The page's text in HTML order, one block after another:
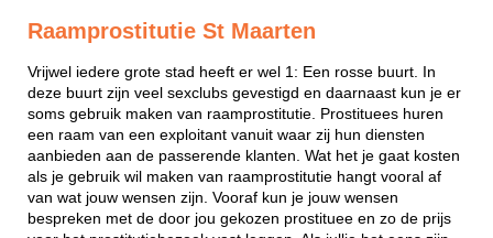
Raamprostitutie St Maarten
Vrijwel iedere grote stad heeft er wel 1: Een rosse buurt. In
deze buurt zijn veel sexclubs gevestigd en daarnaast kun je er
soms gebruik maken van raamprostitutie. Prostituees huren
een raam van een exploitant vanuit waar zij hun diensten
aanbieden aan de passerende klanten. Wat het je gaat kosten
als je gebruik wil maken van raamprostitutie hangt vooral af
van wat jouw wensen zijn. Vooraf kun je jouw wensen
bespreken met de door jou gekozen prostituee en zo de prijs